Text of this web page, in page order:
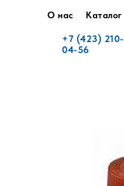
+7 (423) 210-
04-56
О нас Каталог